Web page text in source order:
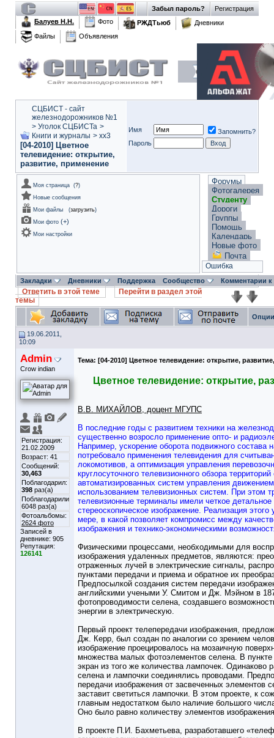
Регистрация
Забыл пароль?
Балуев Н.Н.
Фото РЖДТьюб
Дневники
Файлы
Объявления
СЦБИСТ - сайт
железнодорожников №1
> Уголок СЦБИСТа >
Книги и журналы > xx3
[04-2010] Цветное
телевидение: открытие,
развитие, применение
Имя
Запомнить?
Пароль
Моя страница (?)
Новые сообщения
Мои файлы
(загрузить)
Мои фото (+)
Мои настройки
Форумы
Фотогалерея
Студенту
Дороги
Группы
Помощь
Календарь
Новые фото
Почта
Ошибка
Закладки Дневники Поддержка Сообщество Комментарии
Ответить в этой теме
Перейти в раздел этой
темы
19.06.2011,
10:09
Admin
Crow indian
Регистрация:
21.02.2009
Возраст: 41
Сообщений:
30,463
Поблагодарил:
398 раз(а)
Поблагодарили
6048 раз(а)
Фотоальбомы:
2624 фото
Записей в
дневнике: 905
Репутация:
126141
Тема: [04-2010] Цветное телевидение: открытие,
Цветное телевидение: открытие,
В.В. МИХАЙЛОВ, доцент МГУПС
В последние годы с развитием техники на
существенно возросло применение опто- и
Например, ускорение оборота подвижного состава
потребовало применения телевидения для
локомотивов, а оптимизация управления
круглосуточного телевизионного обзора
автоматизированных систем управления
использованием телевизионных систем. При этом
телевизионные терминалы имели четкое
стереоскопическое изображение. Реализация
мере, в какой позволяет компромисс между
изображения и технико-экономическими
Физическими процессами, необходимыми для
изображения удаленных предметов, являются:
отраженных лучей в электрические сигналы,
пунктами передачи и приема и обратное их
Предпосылкой создания систем передачи
английскими учеными У. Смитом и Дж. Мэйном в
фотопроводимости селена, создавшего
энергии в электрическую.
Первый проект телепередачи изображения,
Дж. Керр, был создан по аналогии со зрением
изображение проецировалось на мозаичную
множества малых фотоэлементов селена. В пункте
экран из того же количества лампочек. Одинаково
селена и лампочки соединялись проводами.
передачи изображения от засвеченных элементов
заставит светиться лампочки. В этом проекте, к
главным недостатком было наличие большого
Оно было равно количеству элементов
В проекте П.И. Бахметьева, разработавшего